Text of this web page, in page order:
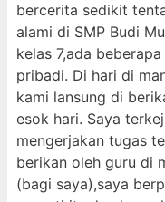
bercerita sedikit
alami di SMP Budi
kelas 7,ada
pribadi. Di hari di
kami lansung di
esok hari. Saya
mengerjakan tugas
berikan oleh guru di
(bagi saya),saya